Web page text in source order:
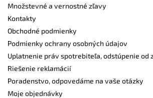
Množstevné a vernostné zľavy
Kontakty
Obchodné podmienky
Podmienky ochrany osobných údajov
Uplatnenie práv spotrebiteľa, odstúpenie od
Riešenie reklamácií
Poradenstvo, odpovedáme na vaše otázky
Moje objednávky